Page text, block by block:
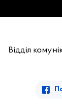
Відділ